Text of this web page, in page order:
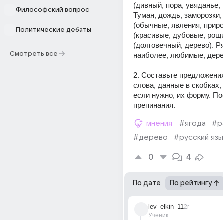
Философский вопрос
Политические дебаты
Смотреть все
(дивный, пора, увяданье,
Туман, дождь, заморозки,
(обычные, явления,
(красивые, дубовые,
(долговечный, дерево).
наиболее, любимые,
2. Составьте
слова, данные в скобках,
если нужно, их форму.
препинания.
мнения #ягода
#дерево
#русский
0 4
По дате По рейтингу
lev_elkin_11
Ученик
2г